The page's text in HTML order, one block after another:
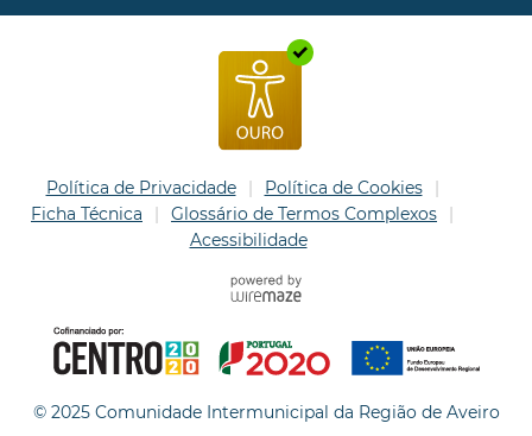
Política de Privacidade
Política de Cookies
Ficha Técnica
Glossário de Termos Complexos
Acessibilidade
© 2025 Comunidade Intermunicipal da Região de Aveiro